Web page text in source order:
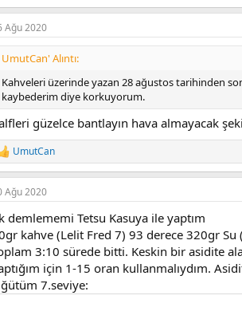
Ağu 2020
UmutCan' Alıntı:
Kahveleri üzerinde yazan 28 ağustos tarihinden
kaybederim diye korkuyorum.
güzelce bantlayın hava almayacak
UmutCan
Ağu 2020
demlememi Tetsu Kasuya ile yaptım
kahve (Lelit Fred 7) 93 derece 320gr Su
3:10 sürede bitti. Keskin bir asidite
için 1-15 oran kullanmalıydım.
7.seviye: